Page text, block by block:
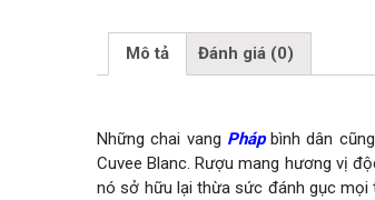
Mô tả Đánh giá (0)
Những chai vang Phápbình dân
Cuvee Blanc. Rượu mang hương vị
nó sở hữu lại thừa sức đánh gục